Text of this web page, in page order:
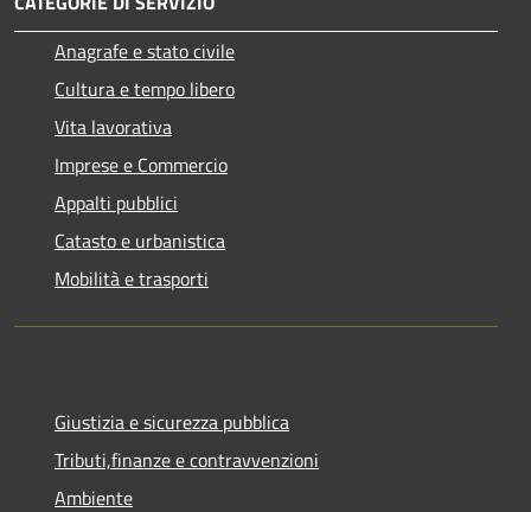
Anagrafe e stato civile
Cultura e tempo libero
Vita lavorativa
Imprese e Commercio
Appalti pubblici
Catasto e urbanistica
Mobilità e trasporti
Giustizia e sicurezza pubblica
Tributi,finanze e contravvenzioni
Ambiente